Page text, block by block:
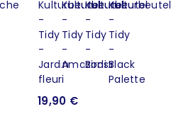
19,90 €